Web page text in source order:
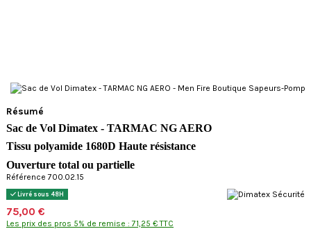
Résumé
Sac de Vol Dimatex - TARMAC NG AERO
Tissu polyamide 1680D Haute résistance
Ouverture total ou partielle
Référence 700.02.15
Livré sous 48H
75,00 €
Les prix des pros 5% de remise : 71,25 € TTC